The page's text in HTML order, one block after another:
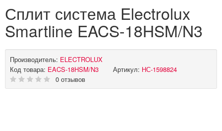
Сплит система Electrolux
Smartline EACS-18HSM/N3
Производитель: ELECTROLUX
Код товара: EACS-18HSM/N3 Артикул: НС-1598824
0 отзывов